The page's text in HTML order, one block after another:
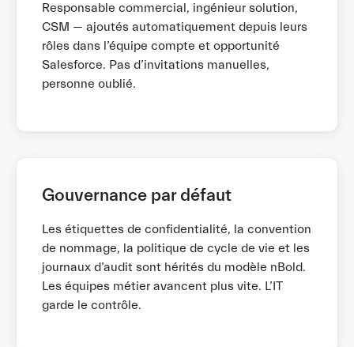
Responsable commercial, ingénieur solution,
CSM — ajoutés automatiquement depuis leurs
rôles dans l’équipe compte et opportunité
Salesforce. Pas d’invitations manuelles,
personne oublié.
Gouvernance par défaut
Les étiquettes de confidentialité, la convention
de nommage, la politique de cycle de vie et les
journaux d’audit sont hérités du modèle nBold.
Les équipes métier avancent plus vite. L’IT
garde le contrôle.